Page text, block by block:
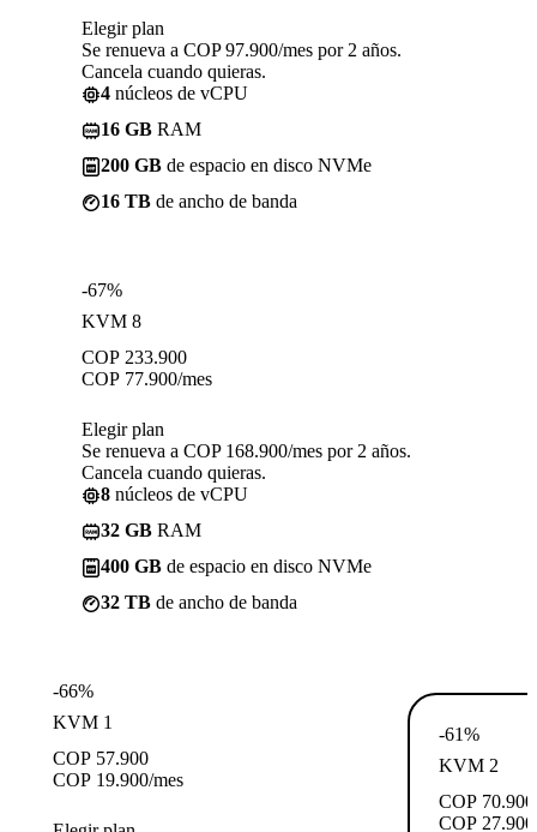
Elegir plan
Se renueva a COP 97.900/mes por 2 años.
Cancela cuando quieras.
4 núcleos de vCPU
16 GB RAM
200 GB de espacio en disco NVMe
16 TB de ancho de banda
-67%
KVM 8
COP 233.900
COP 77.900/mes
Elegir plan
Se renueva a COP 168.900/mes por 2 años.
Cancela cuando quieras.
8 núcleos de vCPU
32 GB RAM
400 GB de espacio en disco NVMe
32 TB de ancho de banda
-66%
KVM 1
COP 57.900
COP 19.900/mes
-61%
KVM 2
COP 70.900
COP 27.900